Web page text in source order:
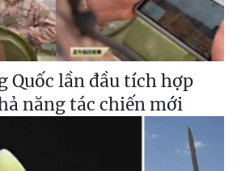
Quốc lần đầu tích hợp
năng tác chiến mới